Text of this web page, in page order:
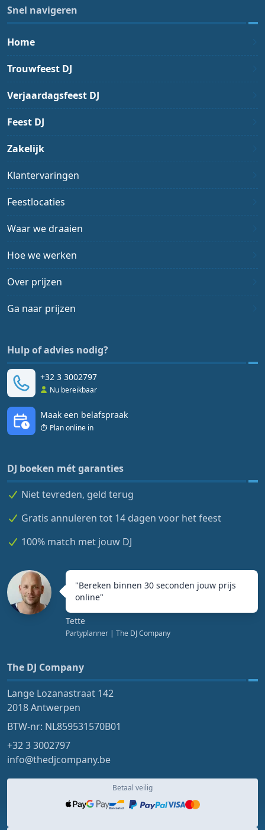
Snel navigeren
Home
Trouwfeest DJ
Verjaardagsfeest DJ
Feest DJ
Zakelijk
Klantervaringen
Feestlocaties
Waar we draaien
Hoe we werken
Over prijzen
Ga naar prijzen
Hulp of advies nodig?
+32 3 3002797
Nu bereikbaar
Maak een belafspraak
Plan online in
DJ boeken mét garanties
Niet tevreden, geld terug
Gratis annuleren tot 14 dagen voor het feest
100% match met jouw DJ
"Bereken binnen 30 seconden jouw prijs
online"
Tette
Partyplanner | The DJ Company
The DJ Company
Lange Lozanastraat 142
2018 Antwerpen
BTW-nr: NL859531570B01
+32 3 3002797
info@thedjcompany.be
Betaal veilig